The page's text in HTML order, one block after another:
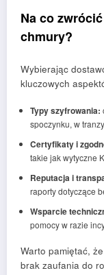
Na co
chmury?
Wybierając
kluczowych
Typy szyfrowania:
spoczynku, w
Certyfikaty i
takie jak wytyczne
Reputacja i
raporty dotyczące
Wsparcie
pomocy w razie
Warto pamiętać,
brak zaufania do